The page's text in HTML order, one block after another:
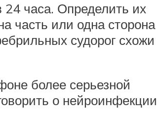
24 часа. Определить их
часть или одна сторона
судорог схожи
более серьезной
о нейроинфекции